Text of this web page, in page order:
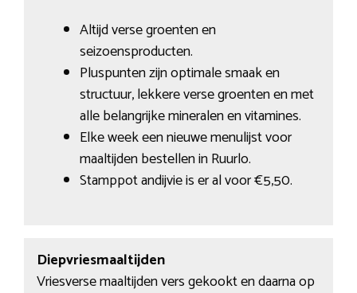
Altijd verse groenten en
seizoensproducten.
Pluspunten zijn optimale smaak en
structuur, lekkere verse groenten en met
alle belangrijke mineralen en vitamines.
Elke week een nieuwe menulijst voor
maaltijden bestellen in Ruurlo.
Stamppot andijvie is er al voor €5,50.
Diepvriesmaaltijden
Vriesverse maaltijden vers gekookt en daarna op